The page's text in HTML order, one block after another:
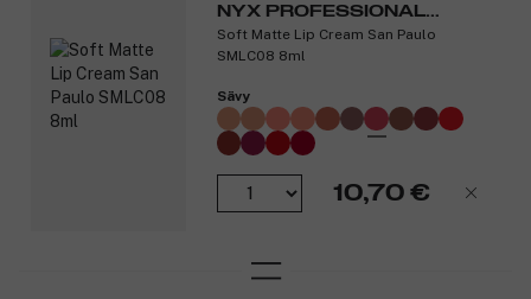
NYX PROFESSIONAL
MAKEUP
Soft Matte Lip Cream San Paulo
SMLC08 8ml
Sävy
10,70 €